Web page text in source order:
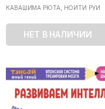
КАВАШИМА РЮТА, НОИТИ РУИ
НЕТ В НАЛИЧИИ